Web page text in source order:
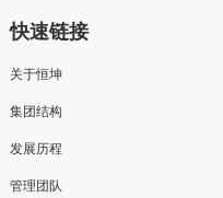
快速链接
关于恒坤
集团结构
发展历程
管理团队